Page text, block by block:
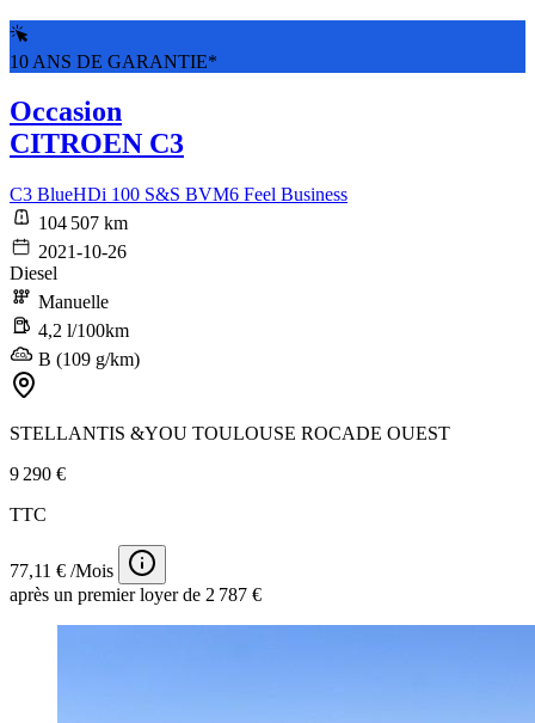
10 ANS DE GARANTIE*
Occasion
CITROEN C3
C3 BlueHDi 100 S&S BVM6 Feel Business
104 507 km
2021-10-26
Diesel
Manuelle
4,2 l/100km
B (109 g/km)
STELLANTIS &YOU TOULOUSE ROCADE OUEST
9 290 €
TTC
77,11 € /Mois
après un premier loyer de 2 787 €